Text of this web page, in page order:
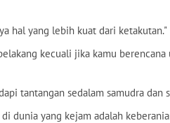
hal yang lebih kuat dari ketakutan."
kecuali jika kamu
tantangan sedalam samudra dan
dunia yang kejam adalah